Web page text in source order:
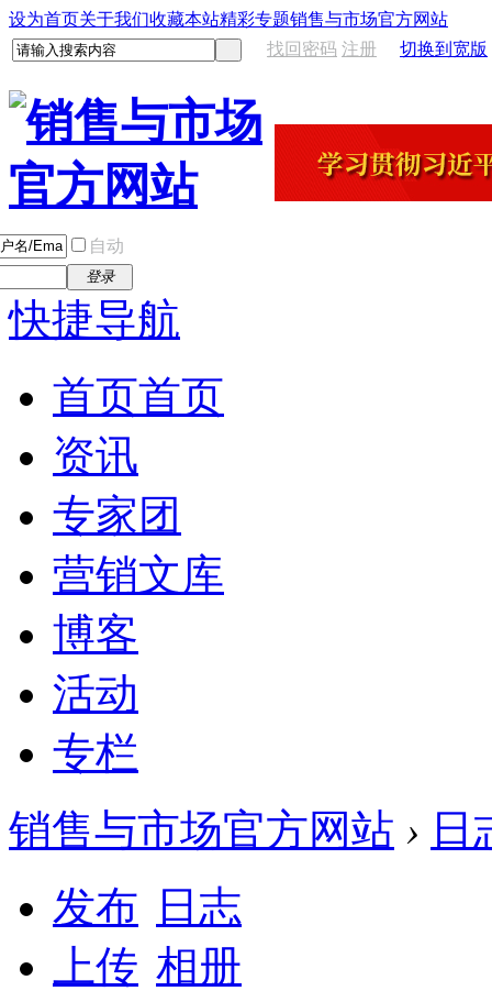
设为首页关于我们收藏本站精彩专题销售与市场官方网站
找回密码 注册 切换到宽版
自动
登录
快捷导航
首页首页
资讯
专家团
营销文库
博客
活动
专栏
销售与市场官方网站 › 日
发布
日志
上传 相册